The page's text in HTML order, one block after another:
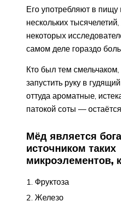
Его употребляют в
нескольких
некоторых
самом деле гораздо
Кто был тем
запустить руку в
оттуда ароматные,
патокой соты —
Мёд является
источником таких
микроэлементов,
Фруктоза
Железо